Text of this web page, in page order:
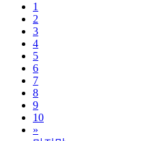
1
2
3
4
5
6
7
8
9
10
»